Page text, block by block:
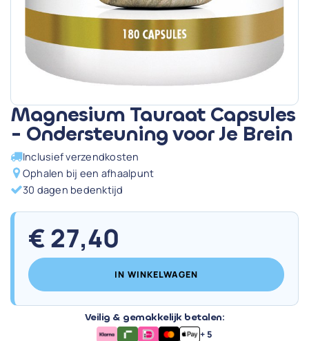
Magnesium Tauraat Capsules
- Ondersteuning voor Je Brein
Inclusief verzendkosten
Ophalen bij een afhaalpunt
30 dagen bedenktijd
€27,40
IN WINKELWAGEN
Veilig & gemakkelijk betalen:
+ 5